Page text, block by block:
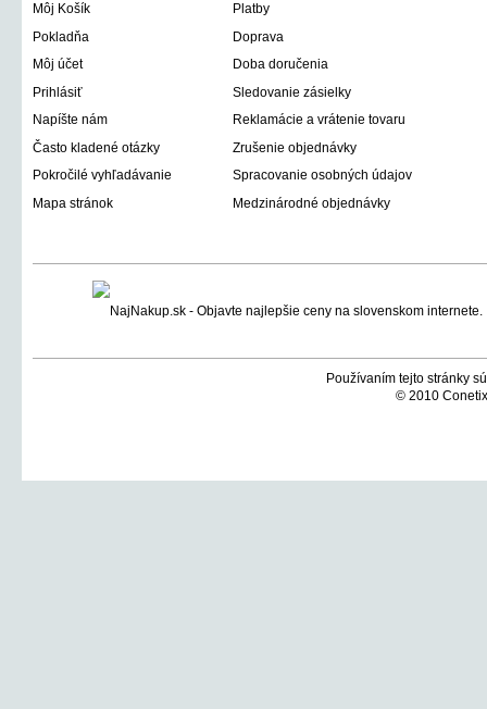
Môj Košík
Platby
Pokladňa
Doprava
Môj účet
Doba doručenia
Prihlásiť
Sledovanie zásielky
Napíšte nám
Reklamácie a vrátenie tovaru
Často kladené otázky
Zrušenie objednávky
Pokročilé vyhľadávanie
Spracovanie osobných údajov
Mapa stránok
Medzinárodné objednávky
Používaním tejto stránky
© 2010